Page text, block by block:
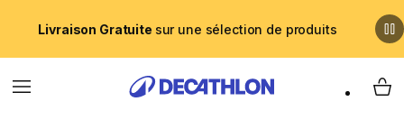
Livraison Gratuite sur une sélection de produits
Menu My